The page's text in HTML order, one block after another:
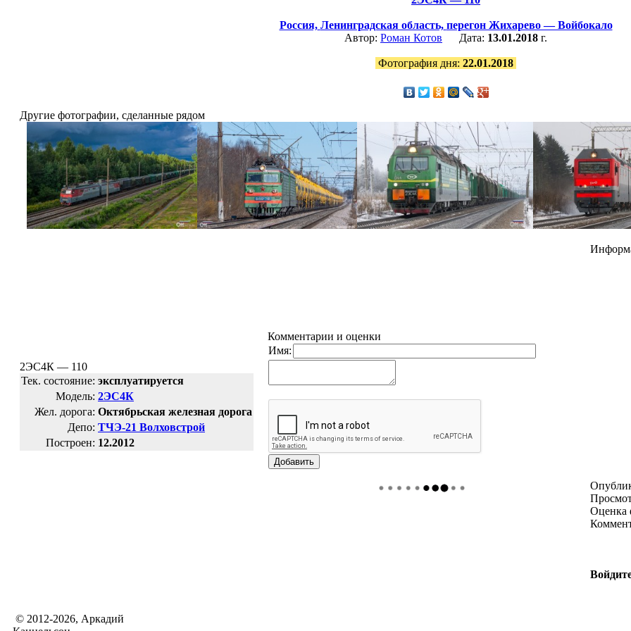
Россия, Ленинградская область, перегон Жихарево — Войбокало
Автор: Роман Котов Дата: 13.01.2018 г.
Фотография дня: 22.01.2018
Другие фотографии, сделанные рядом
2ЭС4К — 110
Тек. состояние: эксплуатируется
Модель: 2ЭС4К
Жел. дорога: Октябрьская железная дорога
Депо: ТЧЭ-21 Волховстрой
Построен: 12.2012
Комментарии и оценки
Имя:
Оценка
© 2012-2026, Аркадий